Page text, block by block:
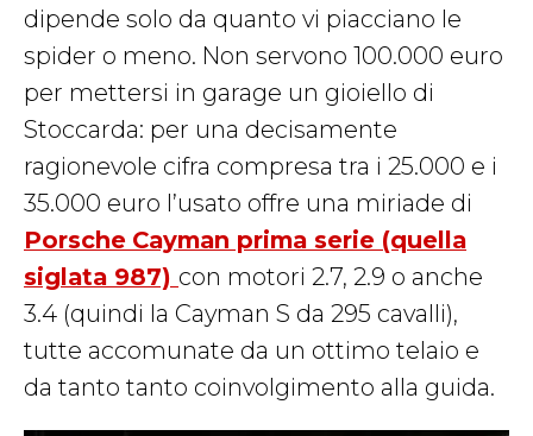
dipende solo da quanto vi piacciano le
spider o meno. Non servono 100.000 euro
per mettersi in garage un gioiello di
Stoccarda: per una decisamente
ragionevole cifra compresa tra i 25.000 e i
35.000 euro l’usato offre una miriade di
Porsche Cayman prima serie (quella
siglata 987) con motori 2.7, 2.9 o anche
3.4 (quindi la Cayman S da 295 cavalli),
tutte accomunate da un ottimo telaio e
da tanto tanto coinvolgimento alla guida.